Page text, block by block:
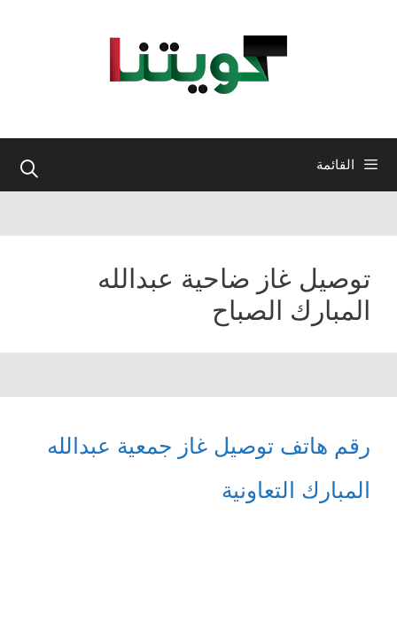
القائمة
توصيل غاز ضاحية عبدالله
المبارك الصباح
رقم هاتف توصيل غاز جمعية عبدالله
المبارك التعاونية